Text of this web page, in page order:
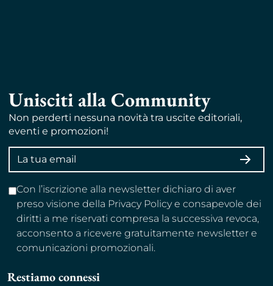
Unisciti alla Community
Non perderti nessuna novità tra uscite editoriali,
eventi e promozioni!
Indirizzo
email
Con l’iscrizione alla newsletter dichiaro di aver
preso visione della Privacy Policy e consapevole dei
diritti a me riservati compresa la successiva revoca,
acconsento a ricevere gratuitamente newsletter e
comunicazioni promozionali.
Restiamo connessi